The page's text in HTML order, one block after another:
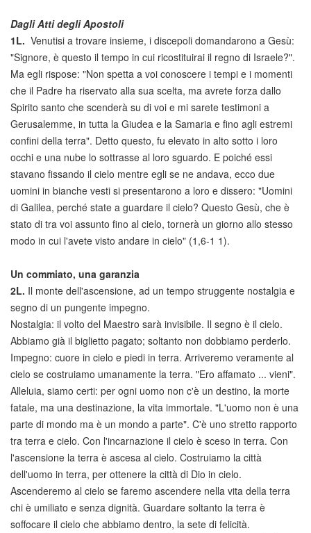
Dagli Atti degli Apostoli
1L. Venutisi a trovare insieme, i discepoli domandarono a Gesù:
"Signore, è questo il tempo in cui ricostituirai il regno di Israele?".
Ma egli rispose: "Non spetta a voi conoscere i tempi e i momenti
che il Padre ha riservato alla sua scelta, ma avrete forza dallo
Spirito santo che scenderà su di voi e mi sarete testimoni a
Gerusalemme, in tutta la Giudea e la Samaria e fino agli estremi
confini della terra". Detto questo, fu elevato in alto sotto i loro
occhi e una nube lo sottrasse al loro sguardo. E poiché essi
stavano fissando il cielo mentre egli se ne andava, ecco due
uomini in bianche vesti si presentarono a loro e dissero: "Uomini
di Galilea, perché state a guardare il cielo? Questo Gesù, che è
stato di tra voi assunto fino al cielo, tornerà un giorno allo stesso
modo in cui l'avete visto andare in cielo" (1,6-1 1).
Un commiato, una garanzia
2L. Il monte dell'ascensione, ad un tempo struggente nostalgia e
segno di un pungente impegno.
Nostalgia: il volto del Maestro sarà invisibile. Il segno è il cielo.
Abbiamo già il biglietto pagato; soltanto non dobbiamo perderlo.
Impegno: cuore in cielo e piedi in terra. Arriveremo veramente al
cielo se costruiamo umanamente la terra. "Ero affamato ... vieni".
Alleluia, siamo certi: per ogni uomo non c'è un destino, la morte
fatale, ma una destinazione, la vita immortale. "L'uomo non è una
parte di mondo ma è un mondo a parte". C'è uno stretto rapporto
tra terra e cielo. Con l'incarnazione il cielo è sceso in terra. Con
l'ascensione la terra è ascesa al cielo. Costruiamo la città
dell'uomo in terra, per ottenere la città di Dio in cielo.
Ascenderemo al cielo se faremo ascendere nella vita della terra
chi è umiliato e senza dignità. Guardare soltanto la terra è
soffocare il cielo che abbiamo dentro, la sete di felicità.